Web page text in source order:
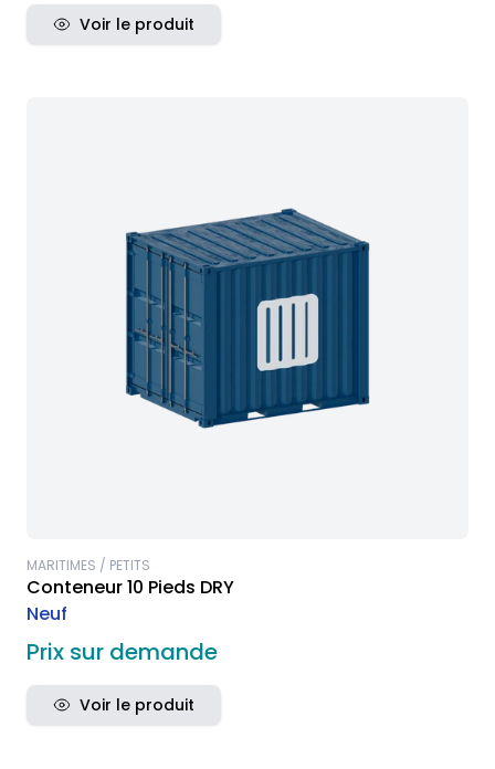
Voir le produit
MARITIMES / PETITS
Conteneur 10 Pieds DRY
Neuf
Prix sur demande
Voir le produit